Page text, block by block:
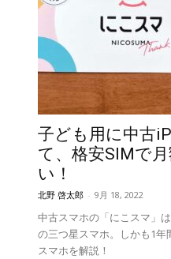
子ども用に中古
て、格安SIMで
い！
北野 啓太郎 - 9月 18, 2022
中古スマホの「にこスマ」
の三つ星スマホ。しかも1
スマホを解説！